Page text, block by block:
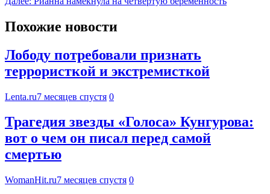
Похожие новости
Лободу потребовали признать
террористкой и экстремисткой
Lenta.ru7 месяцев спустя 0
Трагедия звезды «Голоса» Кунгурова:
вот о чем он писал перед самой
смертью
WomanHit.ru7 месяцев спустя 0